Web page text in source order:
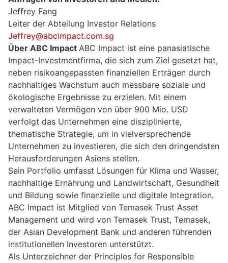
Jeffrey Fang
Leiter der Abteilung Investor Relations
Jeffrey@abcimpact.com.sg
Über ABC Impact ABC Impact ist eine panasiatische
Impact-Investmentfirma, die sich zum Ziel gesetzt hat,
neben risikoangepassten finanziellen Erträgen durch
nachhaltiges Wachstum auch messbare soziale und
ökologische Ergebnisse zu erzielen. Mit einem
verwalteten Vermögen von über 900 Mio. USD
verfolgt das Unternehmen eine disziplinierte,
thematische Strategie, um in vielversprechende
Unternehmen zu investieren, die sich den dringendsten
Herausforderungen Asiens stellen.
Sein Portfolio umfasst Lösungen für Klima und Wasser,
nachhaltige Ernährung und Landwirtschaft, Gesundheit
und Bildung sowie finanzielle und digitale Integration.
ABC Impact ist Mitglied von Temasek Trust Asset
Management und wird von Temasek Trust, Temasek,
der Asian Development Bank und anderen führenden
institutionellen Investoren unterstützt.
Als Unterzeichner der Principles for Responsible